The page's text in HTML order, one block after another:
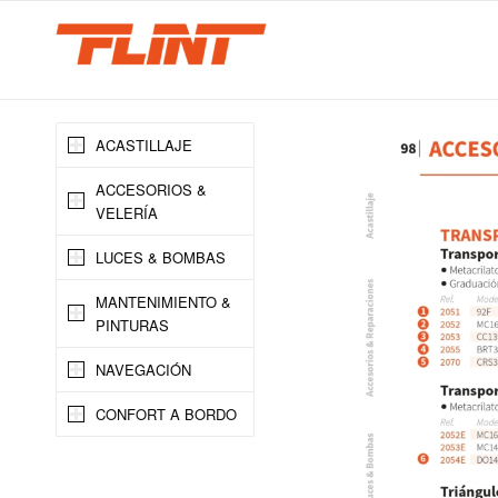
ACASTILLAJE
ACCESORIOS &
VELERÍA
LUCES & BOMBAS
MANTENIMIENTO &
PINTURAS
NAVEGACIÓN
CONFORT A BORDO